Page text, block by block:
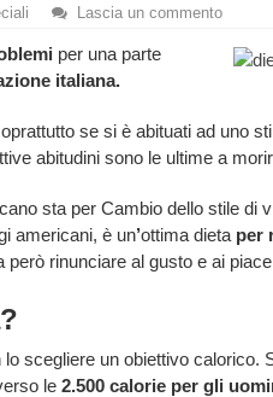
Lascia un commento
per una parte
italiana.
se si è abituati ad uno
abitudini sono le ultime a
sta per Cambio dello stile di
americani, è un’ottima dieta per
però rinunciare al gusto e ai
scegliere un obiettivo calorico.
le 2.500 calorie per gli